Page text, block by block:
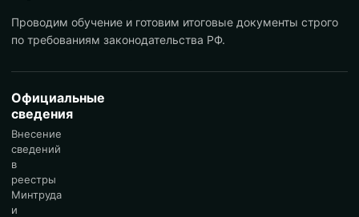
Проводим обучение и готовим итоговые документы строго
по требованиям законодательства РФ.
Официальные
сведения
Внесение
сведений
в
реестры
Минтруда
и